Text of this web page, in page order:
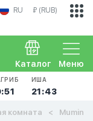
RU ₽ (RUB)
Меню
Каталог
ИША
21:43
комната Mumin